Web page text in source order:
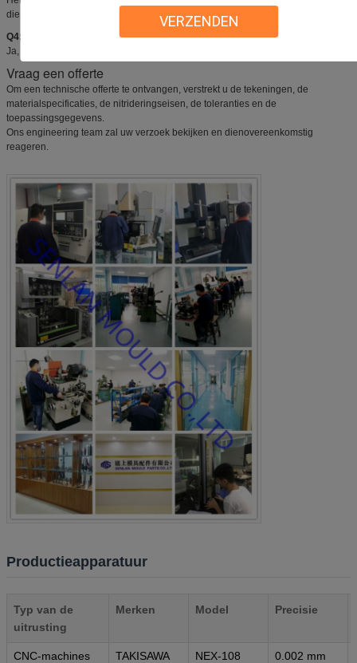
VERZENDEN
die geschikt zijn voor precisievormonderdelen.
Q4: Kun je kleine of grote batch hoeveelheden produceren?
Ja, zowel prototype- als productiepartijen worden ondersteund.
Vraag een offerte
Om een technische offerte te ontvangen, verstrekt u de tekeningen, de
materialspecificaties, de nitrideringseisen, de toleranties en de
toepassingsgegevens.
Ons engineering team zal uw verzoek bekijken en dienovereenkomstig
reageren.
Productieapparatuur
Typ van de
uitrusting
Merken Model Precisie
CNC-machines TAKISAWA NEX-108 0.002 mm